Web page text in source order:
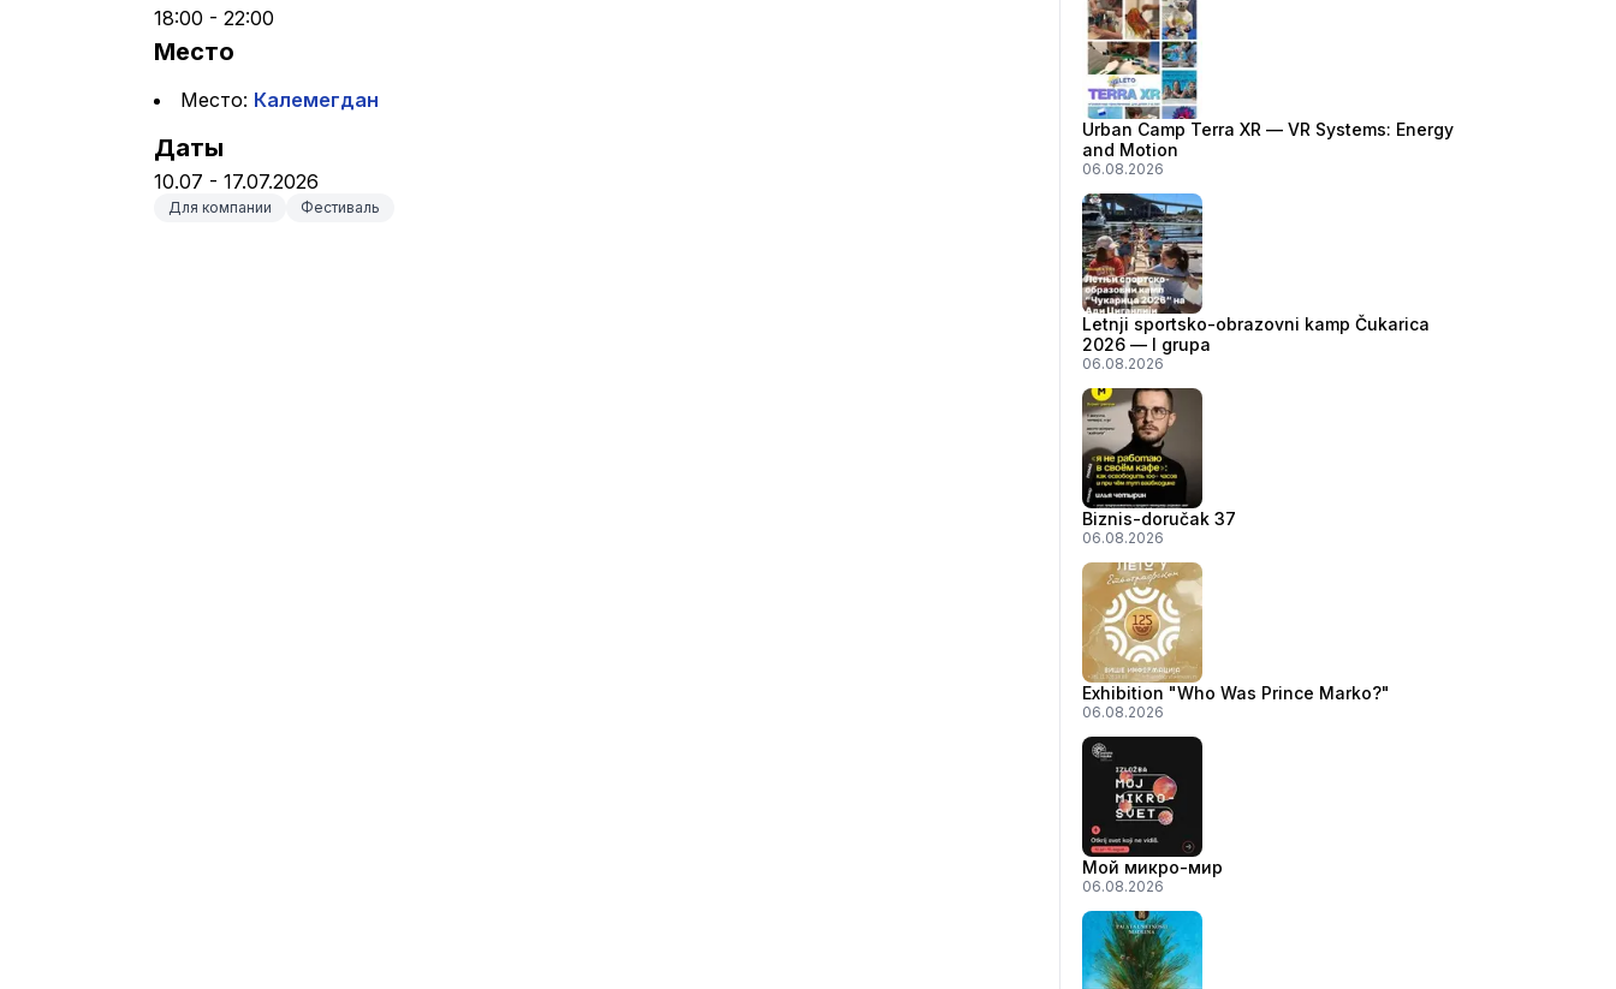
18:00 - 22:00
Место
Место: Калемегдан
Даты
10.07 - 17.07.2026
Для компании Фестиваль
Urban Camp Terra XR — VR Systems: Energy
and Motion
06.08.2026
Letnji sportsko-obrazovni kamp Čukarica
2026 — I grupa
06.08.2026
Biznis-doručak 37
06.08.2026
Exhibition "Who Was Prince Marko?"
06.08.2026
Мой микро-мир
06.08.2026